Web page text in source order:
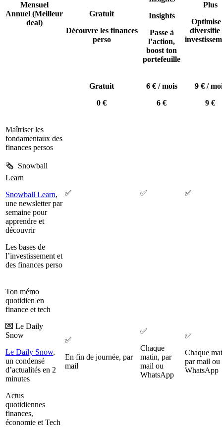
Mensuel
Annuel (Meilleur
deal)
Gratuit
Découvre les finances
perso
Insights
Passe à
l’action,
boost ton
portefeuille
Plus
diversifie
Gratuit
0 €
6 € / mois
6 €
9 € /
9 €
Maîtriser les
fondamentaux des
finances persos
🗞️ Snowball
Learn
Snowball Learn,
une newsletter par
semaine pour
apprendre et
découvrir
Les bases de
l’investissement et
des finances perso
✅ ✅ ✅
Ton mémo
quotidien en
finance et tech
💌 Le Daily
Snow
Le Daily Snow,
un condensé
d’actualités en 2
minutes
Actus
quotidiennes
finances,
économie et Tech
✅
En fin de journée, par
mail
✅
Chaque
matin, par
mail ou
WhatsApp
✅
Chaque
par mail ou
WhatsApp